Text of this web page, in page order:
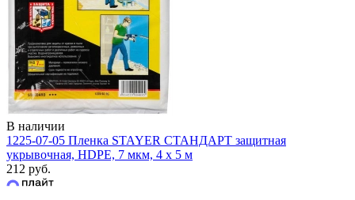
В наличии
1225-07-05 Пленка STAYER СТАНДАРТ защитная
укрывочная, HDPE, 7 мкм, 4 х 5 м
212 руб.